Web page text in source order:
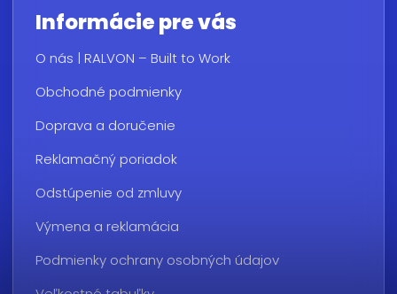
Informácie pre vás
O nás | RALVON – Built to Work
Obchodné podmienky
Doprava a doručenie
Reklamačný poriadok
Odstúpenie od zmluvy
Výmena a reklamácia
Podmienky ochrany osobných údajov